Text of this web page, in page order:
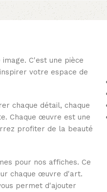
C'est une pièce
votre espace de
chaque détail, chaque
Chaque œuvre est une
profiter de la beauté
pour nos affiches. Ce
chaque œuvre d'art.
permet d'ajouter